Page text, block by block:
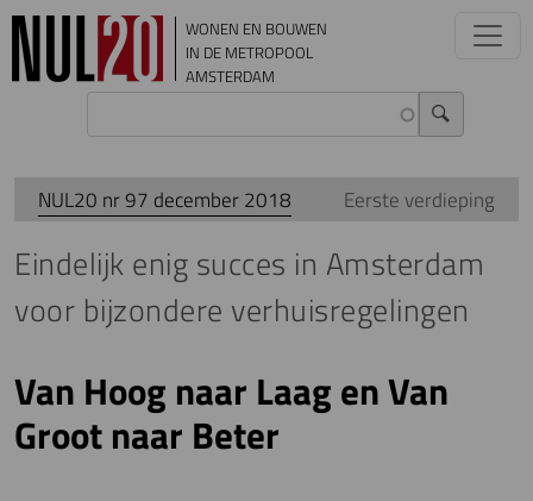
Overslaan en naar de inhoud gaan
WONEN EN BOUWEN
IN DE METROPOOL
AMSTERDAM
NUL20 nr 97 december 2018 Eerste verdieping
Eindelijk enig succes in Amsterdam
voor bijzondere verhuisregelingen
Van Hoog naar Laag en Van
Groot naar Beter